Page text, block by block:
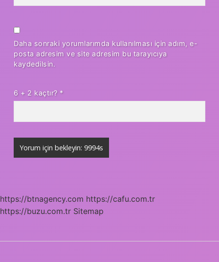
Daha sonraki yorumlarımda kullanılması için adım, e-
posta adresim ve site adresim bu tarayıcıya
kaydedilsin.
6 + 2 kaçtır? *
https://btnagency.com https://cafu.com.tr
https://buzu.com.tr Sitemap